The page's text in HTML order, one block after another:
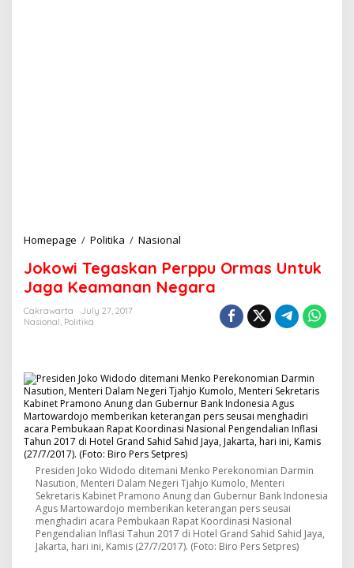
Homepage / Politika / Nasional
k
o
w
s
k
a
n
P
e
r
p
p
u
O
r
m
Jokowi Tegaskan Perppu Ormas Untuk
Jaga Keamanan Negara
Cakrawarta
July 27, 2017
Nasional, Politika
Presiden Joko Widodo ditemani Menko Perekonomian Darmin
Nasution, Menteri Dalam Negeri Tjahjo Kumolo, Menteri
Sekretaris Kabinet Pramono Anung dan Gubernur Bank Indonesia
Agus Martowardojo memberikan keterangan pers seusai
menghadiri acara Pembukaan Rapat Koordinasi Nasional
Pengendalian Inflasi Tahun 2017 di Hotel Grand Sahid Sahid Jaya,
Jakarta, hari ini, Kamis (27/7/2017). (Foto: Biro Pers Setpres)